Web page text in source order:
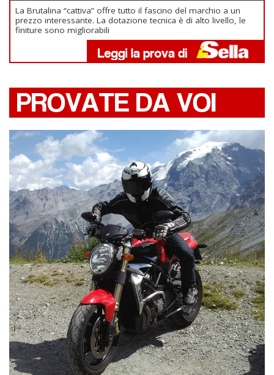
La Brutalina “cattiva” offre tutto il fascino del marchio a un
prezzo interessante. La dotazione tecnica è di alto livello, le
finiture sono migliorabili
PROVATE DA VOI